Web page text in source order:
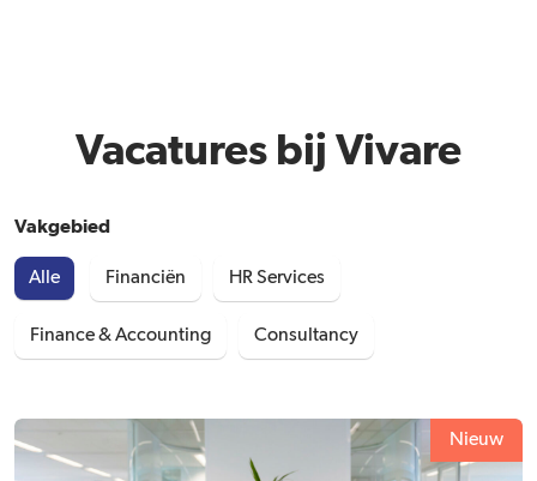
Vacatures bij Vivare
Vakgebied
Alle Financiën HR Services
Finance & Accounting Consultancy
Nieuw